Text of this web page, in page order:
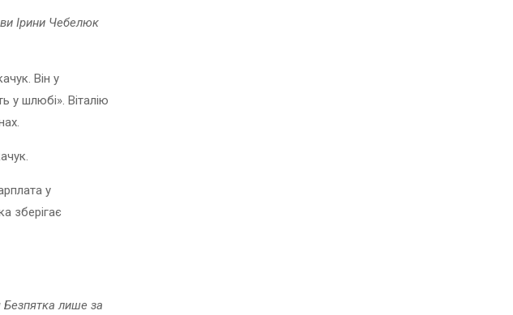
Ірини Чебелюк
Він у
у шлюбі». Віталію
у
зберігає
лише за